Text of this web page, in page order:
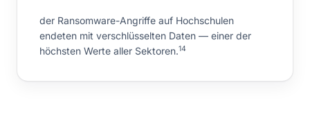
der Ransomware-Angriffe auf Hochschulen
endeten mit verschlüsselten Daten — einer der
höchsten Werte aller Sektoren.14